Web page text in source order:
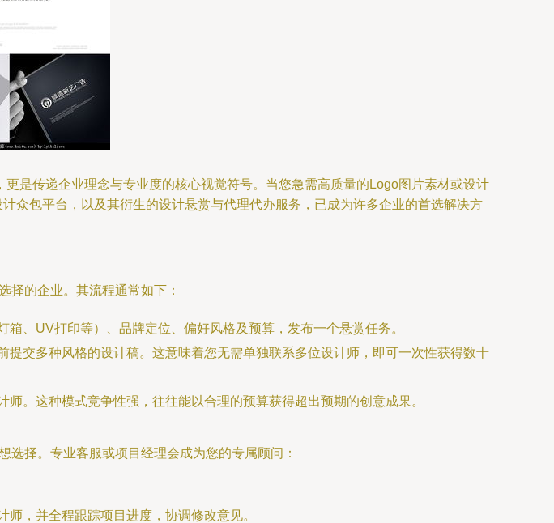
是传递企业理念与专业度的核心视觉符号。当您急需高质量的Logo图片素材或设计
众包平台，以及其衍生的设计悬赏与代理代办服务，已成为许多企业的首选解决方
择的企业。其流程通常如下：
、UV打印等）、品牌定位、偏好风格及预算，发布一个悬赏任务。
提交多种风格的设计稿。这意味着您无需单独联系多位设计师，即可一次性获得数十
。这种模式竞争性强，往往能以合理的预算获得超出预期的创意成果。
选择。专业客服或项目经理会成为您的专属顾问：
师，并全程跟踪项目进度，协调修改意见。